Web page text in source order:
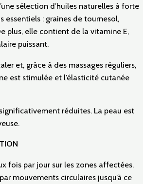
sélection d’huiles naturelles à forte
essentiels : graines de tournesol,
plus, elle contient de la vitamine E,
puissant.
et, grâce à des massages réguliers,
est stimulée et l’élasticité cutanée
réduites. La peau est
fois par jour sur les zones affectées.
mouvements circulaires jusqu’à ce